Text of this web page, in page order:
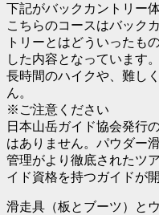
下記がバックカントリー
こちらのコースはバック
トリーとはどういったも
した内容となっています。
長時間のハイクや、難し
ん。
※ご注意ください
日本山岳ガイド協会発行
はありません。パウダー
管理がより徹底されたツ
イド資格を持つガイドが
滑走具（板とブーツ）と